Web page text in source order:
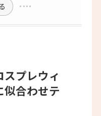
スプレウィ
似合わせテ